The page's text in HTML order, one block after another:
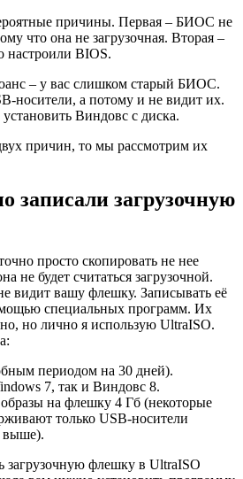
причины. Первая – БИОС не
что она не загрузочная. Вторая –
настроили BIOS.
– у вас слишком старый БИОС.
носители, а потому и не видит их.
Виндовс с диска.
причин, то мы рассмотрим их
записали загрузочную
просто скопировать не нее
не будет считаться загрузочной.
видит вашу флешку. Записывать её
специальных программ. Их
но лично я использую UltraISO.
периодом на 30 дней).
7, так и Виндовс 8.
на флешку 4 Гб (некоторые
только USB-носители
выше).
загрузочную флешку в UltraISO